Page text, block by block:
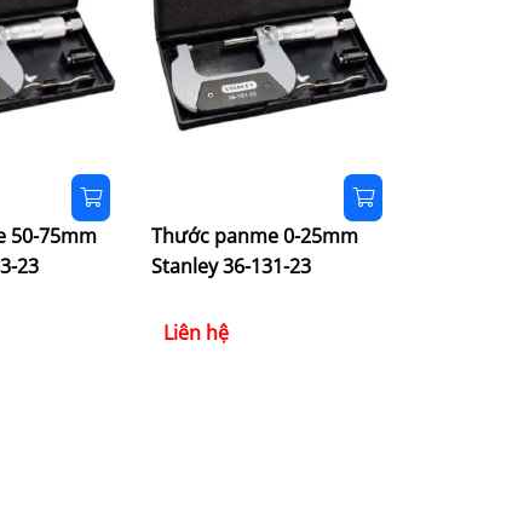
50-75mm
23
Thước panme 0-25mm
Stanley 36-131-23
Liên hệ